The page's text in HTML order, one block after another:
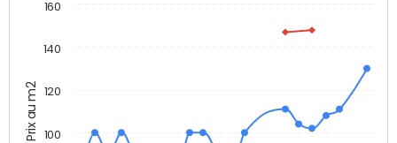
Prix au m2 100
120
140
160